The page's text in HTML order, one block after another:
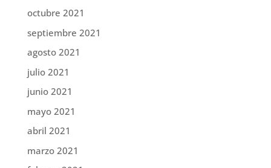
octubre 2021
septiembre 2021
agosto 2021
julio 2021
junio 2021
mayo 2021
abril 2021
marzo 2021